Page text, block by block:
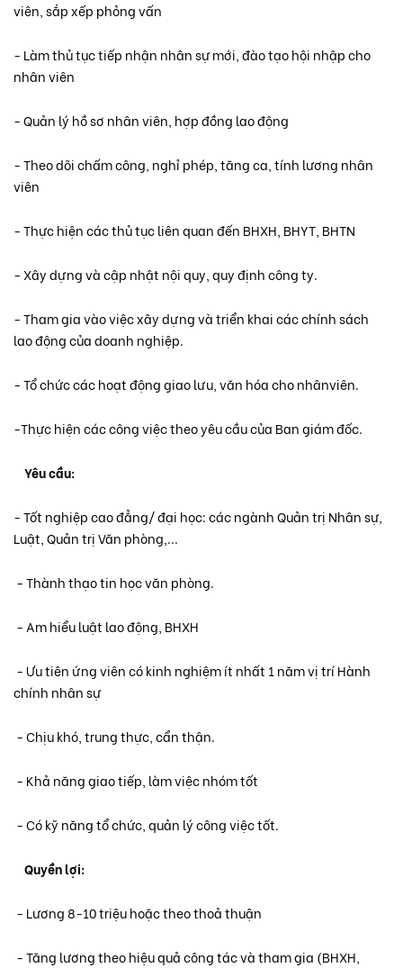
viên, sắp xếp phỏng vấn
- Làm thủ tục tiếp nhận nhân sự mới, đào tạo hội nhập cho
nhân viên
- Quản lý hồ sơ nhân viên, hợp đồng lao động
- Theo dõi chấm công, nghỉ phép, tăng ca, tính lương nhân
viên
- Thực hiện các thủ tục liên quan đến BHXH, BHYT, BHTN
- Xây dựng và cập nhật nội quy, quy định công ty.
- Tham gia vào việc xây dựng và triển khai các chính sách
lao động của doanh nghiệp.
- Tổ chức các hoạt động giao lưu, văn hóa cho nhânviên.
-Thực hiện các công việc theo yêu cầu của Ban giám đốc.
Yêu cầu:
- Tốt nghiệp cao đẳng/ đại học: các ngành Quản trị Nhân sự,
Luật, Quản trị Văn phòng,...
- Thành thạo tin học văn phòng.
- Am hiểu luật lao động, BHXH
- Ưu tiên ứng viên có kinh nghiệm ít nhất 1 năm vị trí Hành
chính nhân sự
- Chịu khó, trung thực, cẩn thận.
- Khả năng giao tiếp, làm việc nhóm tốt
- Có kỹ năng tổ chức, quản lý công việc tốt.
Quyền lợi:
- Lương 8-10 triệu hoặc theo thoả thuận
- Tăng lương theo hiệu quả công tác và tham gia (BHXH,